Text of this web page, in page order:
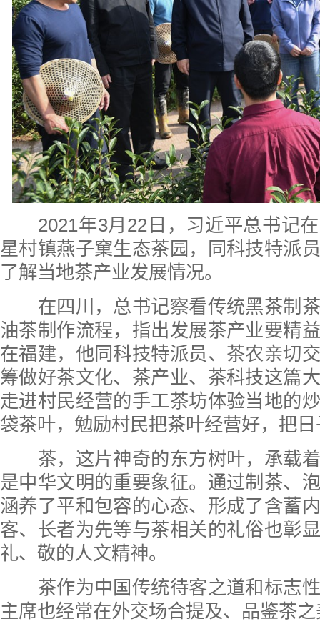
2021年3月22日，习近平总书记在
星村镇燕子窠生态茶园，同科技特派
了解当地茶产业发展情况。
在四川，总书记察看传统黑茶制茶
油茶制作流程，指出发展茶产业要精
在福建，他同科技特派员、茶农亲切
筹做好茶文化、茶产业、茶科技这篇
走进村民经营的手工茶坊体验当地的
袋茶叶，勉励村民把茶叶经营好，把
茶，这片神奇的东方树叶，承载着
是中华文明的重要象征。通过制茶、
涵养了平和包容的心态、形成了含蓄
客、长者为先等与茶相关的礼俗也彰
礼、敬的人文精神。
茶作为中国传统待客之道和标志性
主席也经常在外交场合提及、品鉴茶